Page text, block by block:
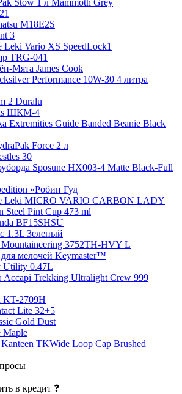
M18Е2S
3
Vario XS SpeedLock1
TRG-041
Мята James Cook
Performance 10W-30 4 литра
2 Duralu
ШКМ-4
Extremities Guide Banded Beanie Black
Force 2 л
30
Sposune HX003-4 Matte Black-Full
«Робин Гуд
Leki MICRO VARIO CARBON LADY
Steel Pint Cup 473 ml
BF15SHSU
1.3L Зеленый
3752TH-HVY L
мелочей Keymaster™
Utility 0.47L
Accapi Trekking Ultralight Crew 999
KT-2709H
Lite 32+5
Gold Dust
Maple
TKWide Loop Cap Brushed
в кредит ❓